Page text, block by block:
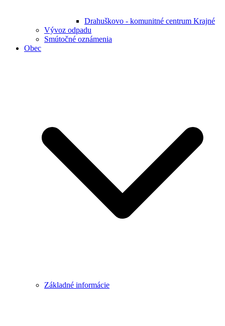
Drahuškovo - komunitné centrum Krajné
Vývoz odpadu
Smútočné oznámenia
Obec
Základné informácie